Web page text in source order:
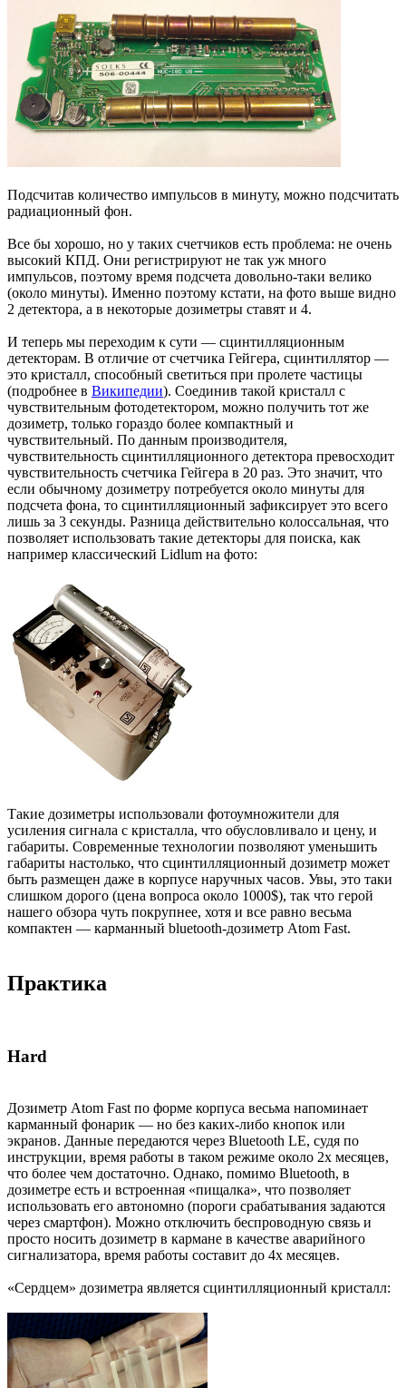
Подсчитав количество импульсов в минуту, можно подсчитать
радиационный фон.
Все бы хорошо, но у таких счетчиков есть проблема: не очень
высокий КПД. Они регистрируют не так уж много
импульсов, поэтому время подсчета довольно-таки велико
(около минуты). Именно поэтому кстати, на фото выше видно
2 детектора, а в некоторые дозиметры ставят и 4.
И теперь мы переходим к сути — сцинтилляционным
детекторам. В отличие от счетчика Гейгера, сцинтиллятор —
это кристалл, способный светиться при пролете частицы
(подробнее в Википедии). Соединив такой кристалл с
чувствительным фотодетектором, можно получить тот же
дозиметр, только гораздо более компактный и
чувствительный. По данным производителя,
чувствительность сцинтилляционного детектора превосходит
чувствительность счетчика Гейгера в 20 раз. Это значит, что
если обычному дозиметру потребуется около минуты для
подсчета фона, то сцинтилляционный зафиксирует это всего
лишь за 3 секунды. Разница действительно колоссальная, что
позволяет использовать такие детекторы для поиска, как
например классический Lidlum на фото:
Такие дозиметры использовали фотоумножители для
усиления сигнала с кристалла, что обусловливало и цену, и
габариты. Современные технологии позволяют уменьшить
габариты настолько, что сцинтилляционный дозиметр может
быть размещен даже в корпусе наручных часов. Увы, это таки
слишком дорого (цена вопроса около 1000$), так что герой
нашего обзора чуть покрупнее, хотя и все равно весьма
компактен — карманный bluetooth-дозиметр Atom Fast.
Практика
Hard
Дозиметр Atom Fast по форме корпуса весьма напоминает
карманный фонарик — но без каких-либо кнопок или
экранов. Данные передаются через Bluetooth LE, судя по
инструкции, время работы в таком режиме около 2х месяцев,
что более чем достаточно. Однако, помимо Bluetooth, в
дозиметре есть и встроенная «пищалка», что позволяет
использовать его автономно (пороги срабатывания задаются
через смартфон). Можно отключить беспроводную связь и
просто носить дозиметр в кармане в качестве аварийного
сигнализатора, время работы составит до 4х месяцев.
«Сердцем» дозиметра является сцинтилляционный кристалл: